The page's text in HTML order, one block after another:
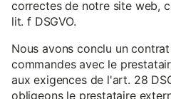
correctes de notre site web,
lit. f DSGVO.
Nous avons conclu un
commandes avec le
aux exigences de l'art. 28
obligeons le prestataire